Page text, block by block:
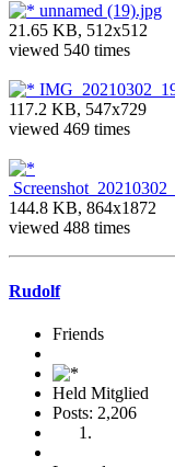
unnamed (19).jpg
21.65 KB, 512x512
viewed 540 times
117.2 KB, 547x729
viewed 469 times
144.8 KB, 864x1872
viewed 488 times
Rudolf
Friends
Held Mitglied
Posts: 2,206